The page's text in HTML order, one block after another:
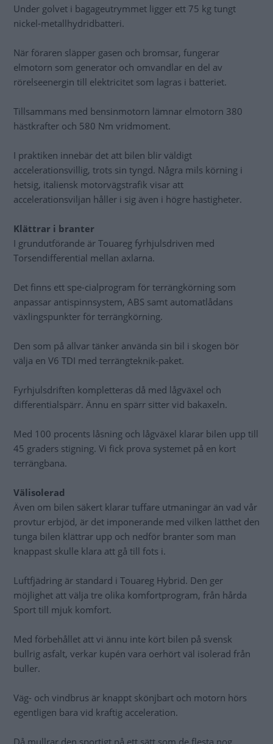
Under golvet i bagageutrymmet ligger ett 75 kg tungt
nickel-metallhydridbatteri.
När föraren släpper gasen och bromsar, fungerar
elmotorn som generator och omvandlar en del av
rörelseenergin till elektricitet som lagras i batteriet.
Tillsammans med bensinmotorn lämnar elmotorn 380
hästkrafter och 580 Nm vridmoment.
I praktiken innebär det att bilen blir väldigt
accelerationsvillig, trots sin tyngd. Några mils körning i
hetsig, italiensk motorvägstrafik visar att
accelerationsviljan håller i sig även i högre hastigheter.
Klättrar i branter
I grundutförande är Touareg fyrhjulsdriven med
Torsendifferential mellan axlarna.
Det finns ett spe-cialprogram för terrängkörning som
anpassar antispinnsystem, ABS samt automatlådans
växlingspunkter för terrängkörning.
Den som på allvar tänker använda sin bil i skogen bör
välja en V6 TDI med terrängteknik-paket.
Fyrhjulsdriften kompletteras då med lågväxel och
differentialspärr. Ännu en spärr sitter vid bakaxeln.
Med 100 procents låsning och lågväxel klarar bilen upp till
45 graders stigning. Vi fick prova systemet på en kort
terrängbana.
Välisolerad
Även om bilen säkert klarar tuffare utmaningar än vad vår
provtur erbjöd, är det imponerande med vilken lätthet den
tunga bilen klättrar upp och nedför branter som man
knappast skulle klara att gå till fots i.
Luftfjädring är standard i Touareg Hybrid. Den ger
möjlighet att välja tre olika komfortprogram, från hårda
Sport till mjuk komfort.
Med förbehållet att vi ännu inte kört bilen på svensk
bullrig asfalt, verkar kupén vara oerhört väl isolerad från
buller.
Väg- och vindbrus är knappt skönjbart och motorn hörs
egentligen bara vid kraftig acceleration.